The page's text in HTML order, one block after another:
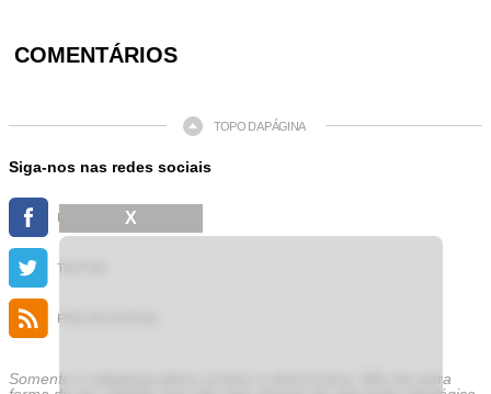
COMENTÁRIOS
TOPO DA PÁGINA
Siga-nos nas redes sociais
FACEBOOK
TWITTER
FEED DE NOTÍCIAS
Somente a cidadania plena conduz à democracia. Não há outra
X